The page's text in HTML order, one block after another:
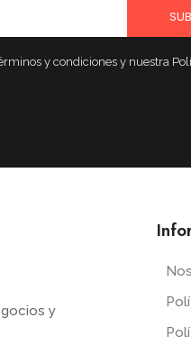
y condiciones y nuestra
y